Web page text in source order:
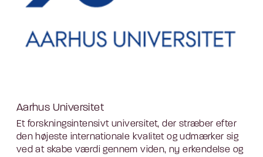
Aarhus Universitet
Et forskningsintensivt universitet, der stræber efter
den højeste internationale kvalitet og udmærker sig
ved at skabe værdi gennem viden, ny erkendelse og